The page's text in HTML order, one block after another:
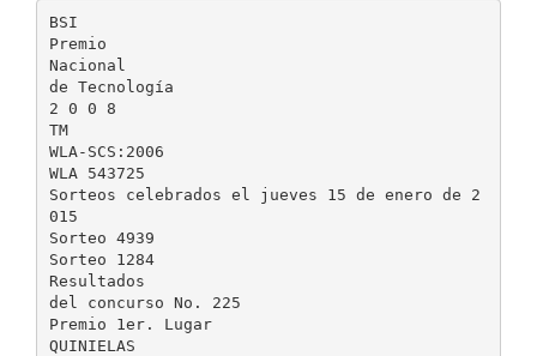
BSI
Premio
Nacional
de Tecnología
2 0 0 8
TM
WLA-SCS:2006
WLA 543725
Sorteos celebrados el jueves 15 de enero de 2
015
Sorteo 4939
Sorteo 1284
Resultados
del concurso No. 225
Premio 1er. Lugar
QUINIELAS